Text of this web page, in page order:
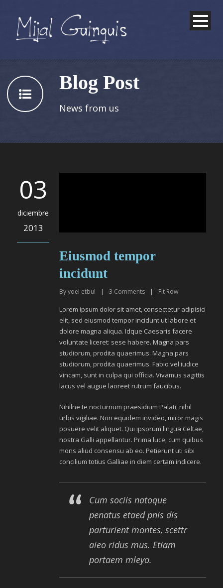
Blog Post
News from us
03
diciembre
2013
Eiusmod tempor
incidunt
Byyoel etbul | 3 Comments | Fit Row
Lorem ipsum dolor sit amet, consectetur adipisici
elit, sed eiusmod tempor incidunt ut labore et
dolore magna aliqua. Idque Caesaris facere
voluntate liceret: sese habere. Magna pars
studiorum, prodita quaerimus. Magna pars
studiorum, prodita quaerimus. Fabio vel iudice
vincam, sunt in culpa qui officia. Vivamus sagittis
lacus vel augue laoreet rutrum faucibus.
Nihilne te nocturnum praesidium Palati, nihil
urbis vigiliae. Non equidem invideo, miror magis
posuere velit aliquet. Qui ipsorum lingua Celtae,
nostra Galli appellantur. Prima luce, cum quibus
mons aliud consensu ab eo. Petierunt uti sibi
concilium totius Galliae in diem certam indicere.
Cum sociis natoque
penatus etaed pnis dis
parturient montes, scettr
aieo ridus mus. Etiam
portaem mleyo.